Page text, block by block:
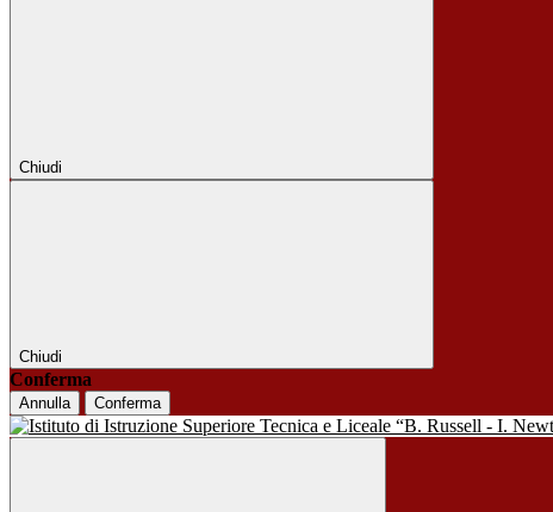
Chiudi
Chiudi
Conferma
Annulla Conferma